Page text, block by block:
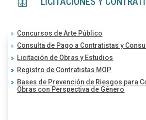
Concursos de Arte Público
Consulta de Pago a Contratistas y
Licitación de Obras y Estudios
Registro de Contratistas MOP
Bases de Prevención de Riesgos para
Obras con Perspectiva de Género